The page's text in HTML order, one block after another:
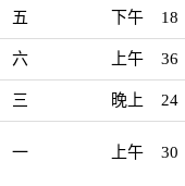
下午
晚上
晚上
五 下午 18
六 上午 36
三 晚上 24
一 上午 30